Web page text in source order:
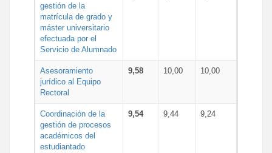
gestión de la
matrícula de grado y
máster universitario
efectuada por el
Servicio de Alumnado
Asesoramiento
jurídico al Equipo
Rectoral
9,58 10,00 10,00
Coordinación de la
gestión de procesos
académicos del
estudiantado
9,54 9,44 9,24